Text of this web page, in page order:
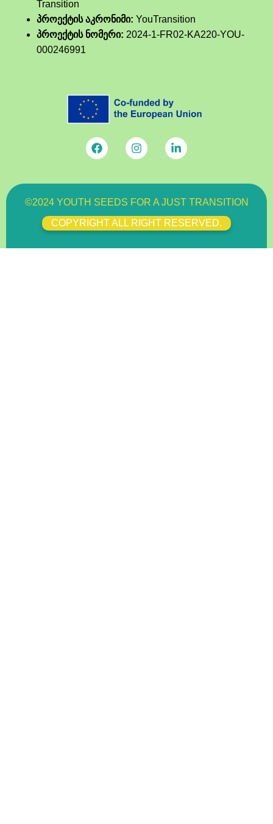
Transition
პროექტის აკრონიმი: YouTransition
პროექტის ნომერი: 2024-1-FR02-KA220-YOU-
000246991
©2024 YOUTH SEEDS FOR A JUST TRANSITION
COPYRIGHT ALL RIGHT RESERVED.